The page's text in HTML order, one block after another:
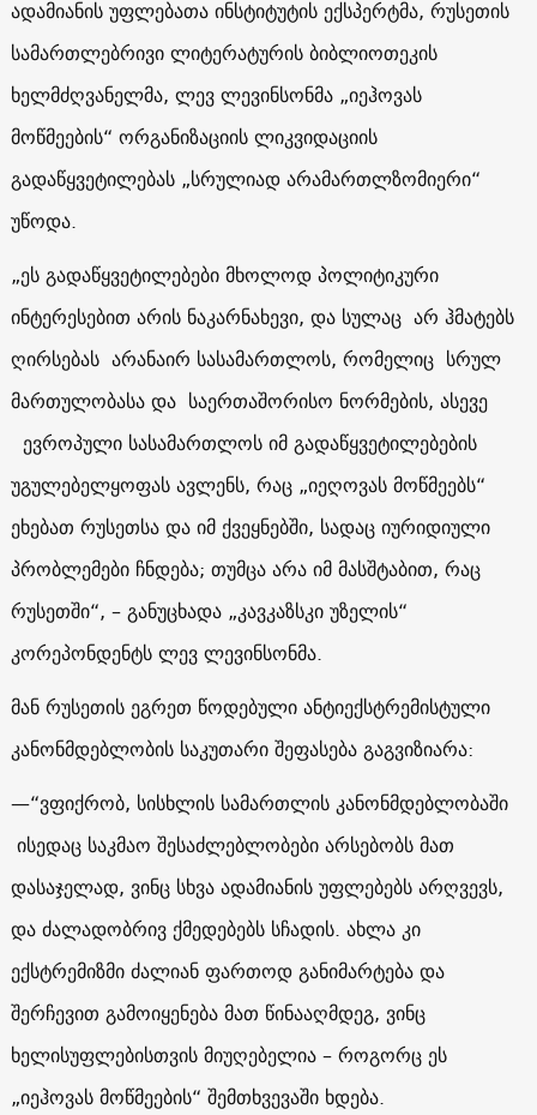
ადამიანის უფლებათა ინსტიტუტის ექსპერტმა, რუსეთის
სამართლებრივი ლიტერატურის ბიბლიოთეკის
ხელმძღვანელმა, ლევ ლევინსონმა „იეჰოვას
მოწმეების“ ორგანიზაციის ლიკვიდაციის
გადაწყვეტილებას „სრულიად არამართლზომიერი“
უწოდა.
„ეს გადაწყვეტილებები მხოლოდ პოლიტიკური
ინტერესებით არის ნაკარნახევი, და სულაც არ ჰმატებს
ღირსებას არანაირ სასამართლოს, რომელიც სრულ
მართულობასა და საერთაშორისო ნორმების, ასევე
ევროპული სასამართლოს იმ გადაწყვეტილებების
უგულებელყოფას ავლენს, რაც „იეღოვას მოწმეებს“
ეხებათ რუსეთსა და იმ ქვეყნებში, სადაც იურიდიული
პრობლემები ჩნდება; თუმცა არა იმ მასშტაბით, რაც
რუსეთში“, – განუცხადა „კავკაზსკი უზელის“
კორეპონდენტს ლევ ლევინსონმა.
მან რუსეთის ეგრეთ წოდებული ანტიექსტრემისტული
კანონმდებლობის საკუთარი შეფასება გაგვიზიარა:
—“ვფიქრობ, სისხლის სამართლის კანონმდებლობაში
ისედაც საკმაო შესაძლებლობები არსებობს მათ
დასაჯელად, ვინც სხვა ადამიანის უფლებებს არღვევს,
და ძალადობრივ ქმედებებს სჩადის. ახლა კი
ექსტრემიზმი ძალიან ფართოდ განიმარტება და
შერჩევით გამოიყენება მათ წინააღმდეგ, ვინც
ხელისუფლებისთვის მიუღებელია – როგორც ეს
„იეჰოვას მოწმეების“ შემთხვევაში ხდება.